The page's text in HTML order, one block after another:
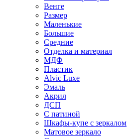
Венге
Размер
Маленькие
Большие
Средние
Отделка и материал
МДФ
Пластик
Alvic Luxe
Эмаль
Акрил
ДСП
С патиной
Шкафы-купе с зеркалом
Матовое зеркало